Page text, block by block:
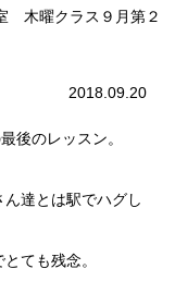
木曜クラス９月第２
2018.09.20
後のレッスン。
達とは駅でハグし
ても残念。